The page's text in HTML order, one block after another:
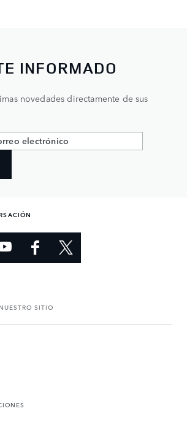
INFORMADO
novedades directamente de sus
SITIO